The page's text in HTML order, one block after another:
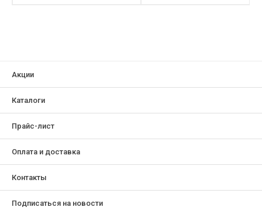
Акции
Каталоги
Прайс-лист
Оплата и доставка
Контакты
Подписаться на новости